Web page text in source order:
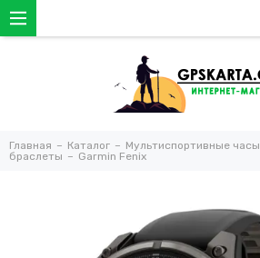
Главная Каталог Мультиспортивные часы
браслеты
Garmin Fenix